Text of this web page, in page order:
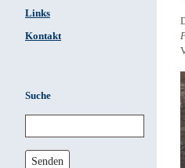
Links
Kontakt
Suche
Senden